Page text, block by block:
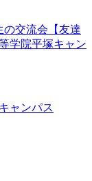
の交流会【友達
学院平塚キャン
ャンパス